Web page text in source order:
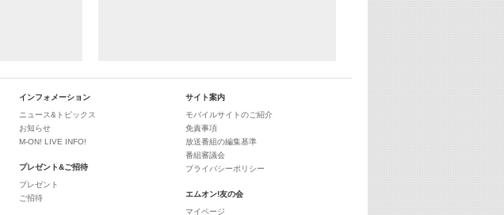
インフォメーション
ニュース&トピックス
お知らせ
M-ON! LIVE INFO!
プレゼント&ご招待
プレゼント
ご招待
サイト案内
モバイルサイトのご紹介
免責事項
放送番組の編集基準
番組審議会
プライバシーポリシー
エムオン!友の会
マイページ